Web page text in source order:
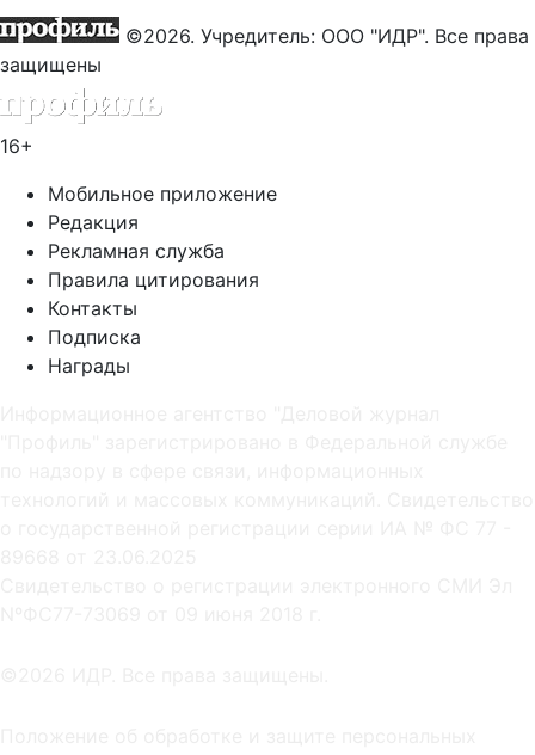
©2026. Учредитель: ООО "ИДР". Все права
защищены
16+
Мобильное приложение
Редакция
Рекламная служба
Правила цитирования
Контакты
Подписка
Награды